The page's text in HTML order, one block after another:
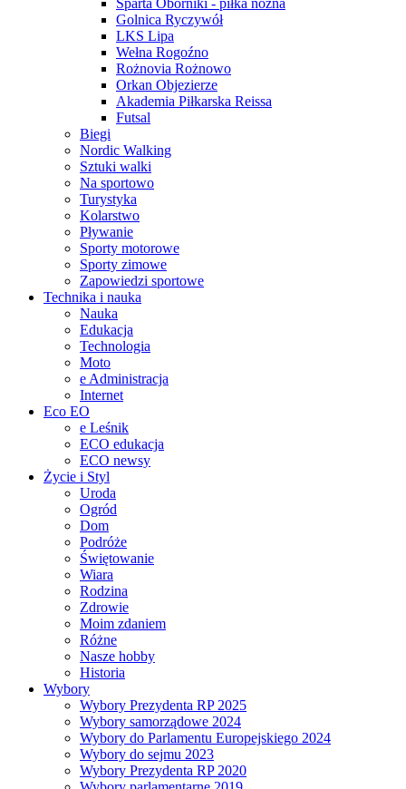
Sparta Oborniki - piłka nożna
Golnica Ryczywół
LKS Lipa
Wełna Rogoźno
Rożnovia Rożnowo
Orkan Objezierze
Akademia Piłkarska Reissa
Futsal
Biegi
Nordic Walking
Sztuki walki
Na sportowo
Turystyka
Kolarstwo
Pływanie
Sporty motorowe
Sporty zimowe
Zapowiedzi sportowe
Technika i nauka
Nauka
Edukacja
Technologia
Moto
e Administracja
Internet
Eco EO
e Leśnik
ECO edukacja
ECO newsy
Życie i Styl
Uroda
Ogród
Dom
Podróże
Świętowanie
Wiara
Rodzina
Zdrowie
Moim zdaniem
Różne
Nasze hobby
Historia
Wybory
Wybory Prezydenta RP 2025
Wybory samorządowe 2024
Wybory do Parlamentu Europejskiego 2024
Wybory do sejmu 2023
Wybory Prezydenta RP 2020